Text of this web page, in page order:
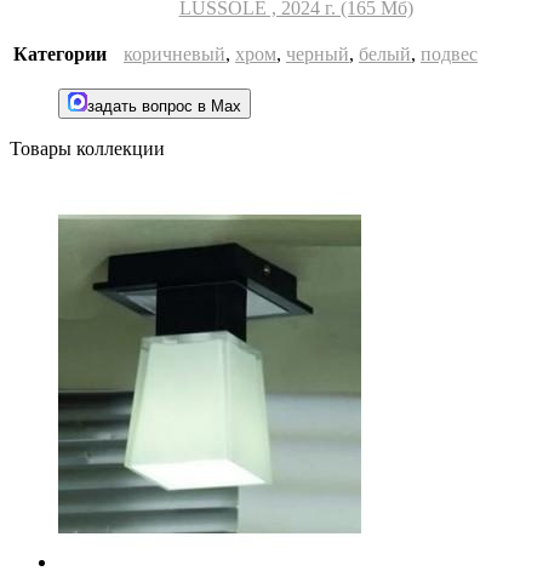
LUSSOLE , 2024 г. (165 Мб)
Категории коричневый, хром, черный, белый, подвес
задать вопрос в Max
Товары коллекции